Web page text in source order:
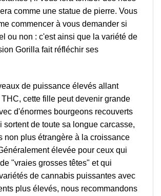
comme une statue de pierre. Vous
commencer à vous demander si
ou non : c'est ainsi que la variété de
Gorilla fait réfléchir ses
de puissance élevés allant
cette fille peut devenir grande
d'énormes bourgeons recouverts
sortent de toute sa longue carcasse,
non plus étrangère à la croissance
élevée pour ceux qui
"vraies grosses têtes" et qui
de cannabis puissantes avec
plus élevés, nous recommandons